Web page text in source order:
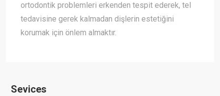
ortodontik problemleri erkenden tespit ederek, tel
tedavisine gerek kalmadan dişlerin estetiğini
korumak için önlem almaktır.
Sevices